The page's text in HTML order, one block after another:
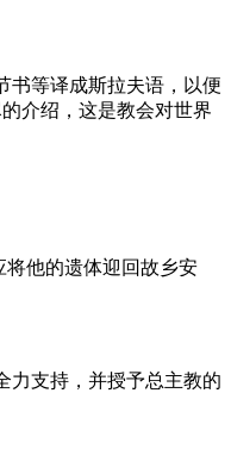
书等译成斯拉夫语，以便
介绍，这是教会对世界
将他的遗体迎回故乡安
力支持，并授予总主教的